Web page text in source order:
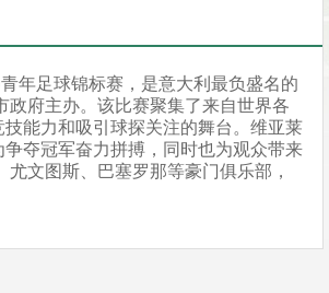
年足球锦标赛，是意大利最负盛名的
府主办。该比赛聚集了来自世界各
能力和吸引球探关注的舞台。维亚莱
夺冠军奋力拼搏，同时也为观众带来
文图斯、巴塞罗那等豪门俱乐部，